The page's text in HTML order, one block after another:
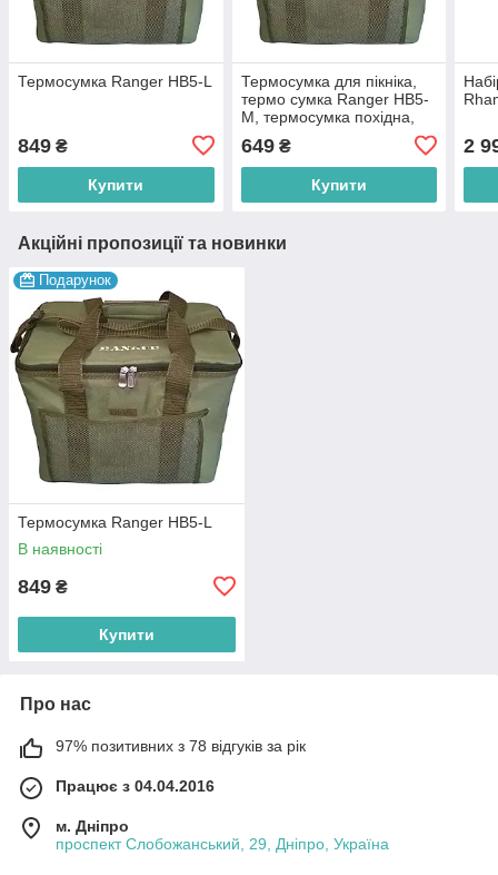
Термосумка Ranger HB5-L
849 ₴
Купити
Термосумка для пікніка,
термо сумка Ranger HB5-
M, термосумка похідна,
термосумки для їжі на 15
л
649₴
Купити
2
Акційні пропозиції та новинки
Подарунок
Термосумка Ranger HB5-L
В наявності
849 ₴
Купити
Про нас
97% позитивних з 78 відгуків за рік
Працює з 04.04.2016
м. Дніпро
проспект Слобожанський, 29, Дніпро, Україна